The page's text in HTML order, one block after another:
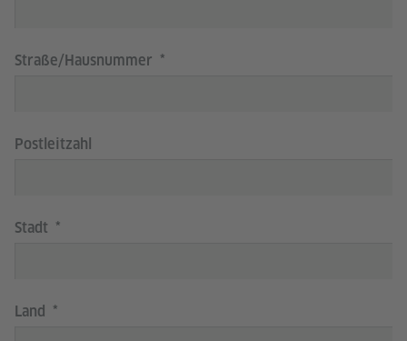
Straße/Hausnummer
Postleitzahl
Stadt
Land